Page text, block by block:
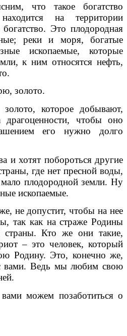
что такое богатство
на территории
Это плодородная
реки и моря, богатые
ископаемые, которые
к ним относятся нефть,
золото.
которое добывают,
чтобы оно
его нужно долго
и хотят побороться другие
где нет пресной воды,
плодородной земли. Ну
ископаемые.
не допустит, чтобы на нее
так как на страже Родины
страны. Кто же они такие,
– это человек, который
Родину. Это, конечно же,
вами. Ведь мы любим свою
можем позаботиться о